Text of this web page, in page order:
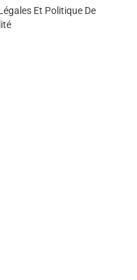
Et Politique De